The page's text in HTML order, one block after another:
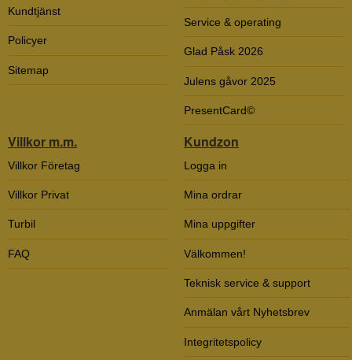
Kundtjänst
Policyer
Sitemap
Service & operating
Glad Påsk 2026
Julens gåvor 2025
PresentCard©
Villkor m.m.
Villkor Företag
Villkor Privat
Turbil
FAQ
Kundzon
Logga in
Mina ordrar
Mina uppgifter
Välkommen!
Teknisk service & support
Anmälan vårt Nyhetsbrev
Integritetspolicy